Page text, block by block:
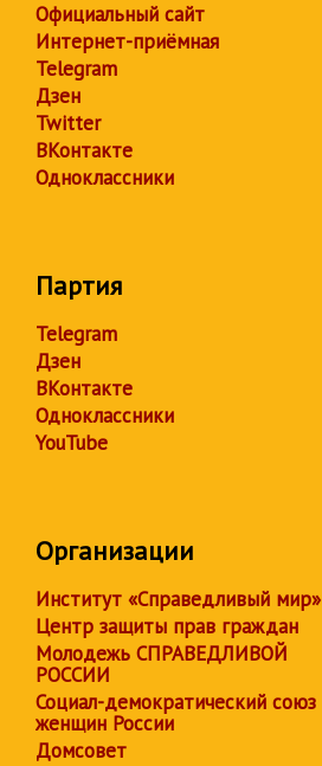
Официальный сайт
Интернет-приёмная
Telegram
Дзен
Twitter
ВКонтакте
Одноклассники
Партия
Telegram
Дзен
ВКонтакте
Одноклассники
YouTube
Организации
Институт «Справедливый мир»
Центр защиты прав граждан
Молодежь СПРАВЕДЛИВОЙ
РОССИИ
Социал-демократический союз
женщин России
Домсовет